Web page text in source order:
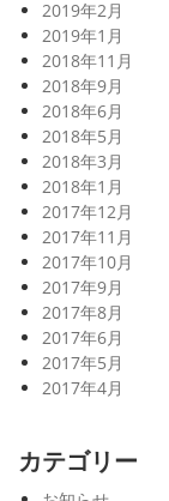
2019年2月
2019年1月
2018年11月
2018年9月
2018年6月
2018年5月
2018年3月
2018年1月
2017年12月
2017年11月
2017年10月
2017年9月
2017年8月
2017年6月
2017年5月
2017年4月
カテゴリー